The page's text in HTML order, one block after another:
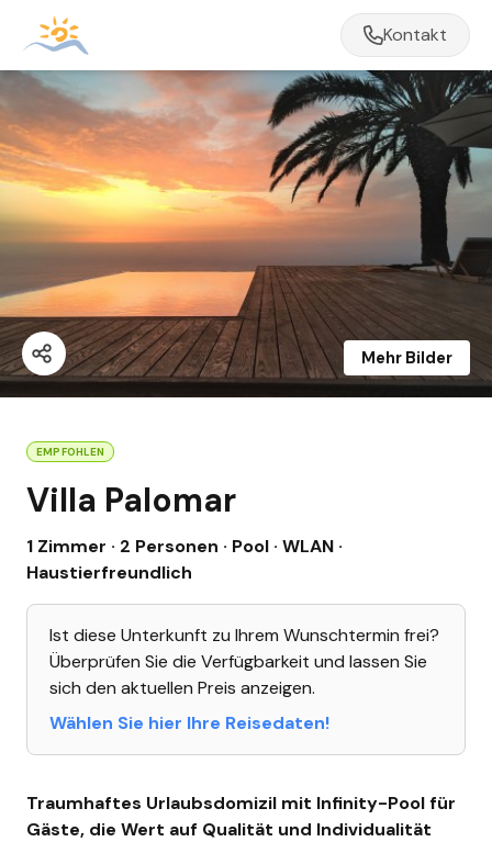
Mehr Bilder
EMPFOHLEN
Villa Palomar
1 Zimmer · 2 Personen · Pool · WLAN ·
Haustierfreundlich
Ist diese Unterkunft zu Ihrem Wunschtermin frei?
Überprüfen Sie die Verfügbarkeit und lassen Sie
sich den aktuellen Preis anzeigen.
Wählen Sie hier Ihre Reisedaten!
Traumhaftes Urlaubsdomizil mit Infinity-Pool für
Gäste, die Wert auf Qualität und Individualität
Kontakt